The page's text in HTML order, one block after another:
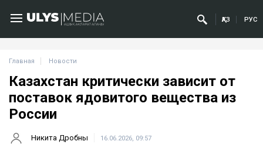
ҚАЗ РУС
Главная Новости
Казахстан критически зависит от
поставок ядовитого вещества из
России
Никита Дробны 16.06.2026, 09:57